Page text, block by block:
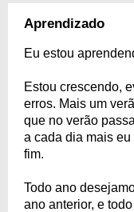
Aprendizado
Eu estou
Estou crescendo,
erros. Mais um
que no verão
a cada dia mais
fim.
Todo ano
ano anterior, e